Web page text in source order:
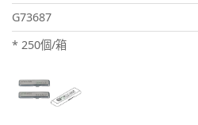
G73687
* 250個/箱